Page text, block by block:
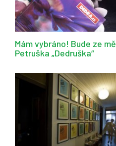
Mám vybráno! Bude ze mě
Petruška „Dedruška“